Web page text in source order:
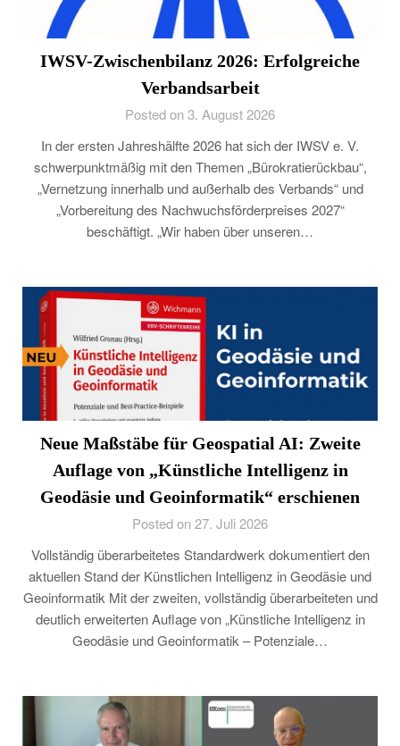
IWSV-Zwischenbilanz 2026: Erfolgreiche
Verbandsarbeit
Posted on 3. August 2026
In der ersten Jahreshälfte 2026 hat sich der IWSV e. V.
schwerpunktmäßig mit den Themen „Bürokratierückbau“,
„Vernetzung innerhalb und außerhalb des Verbands“ und
„Vorbereitung des Nachwuchsförderpreises 2027“
beschäftigt. „Wir haben über unseren…
Neue Maßstäbe für Geospatial AI: Zweite
Auflage von „Künstliche Intelligenz in
Geodäsie und Geoinformatik“ erschienen
Posted on 27. Juli 2026
Vollständig überarbeitetes Standardwerk dokumentiert den
aktuellen Stand der Künstlichen Intelligenz in Geodäsie und
Geoinformatik Mit der zweiten, vollständig überarbeiteten und
deutlich erweiterten Auflage von „Künstliche Intelligenz in
Geodäsie und Geoinformatik – Potenziale…